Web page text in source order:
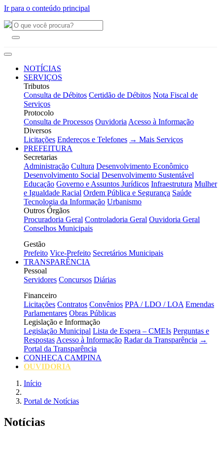
Ir para o conteúdo principal
NOTÍCIAS
SERVIÇOS
Tributos
Consulta de Débitos Certidão de Débitos Nota Fiscal de
Serviços
Protocolo
Consulta de Processos Ouvidoria Acesso à Informação
Diversos
Licitações Endereços e Telefones → Mais Serviços
PREFEITURA
Secretarias
Administração Cultura Desenvolvimento Econômico
Desenvolvimento Social Desenvolvimento Sustentável
Educação Governo e Assuntos Jurídicos Infraestrutura Mulher
e Igualdade Racial Ordem Pública e Segurança Saúde
Tecnologia da Informação Urbanismo
Outros Órgãos
Procuradoria Geral Controladoria Geral Ouvidoria Geral
Conselhos Municipais
Gestão
Prefeito Vice-Prefeito Secretários Municipais
TRANSPARÊNCIA
Pessoal
Servidores Concursos Diárias
Financeiro
Licitações Contratos Convênios PPA / LDO / LOA Emendas
Parlamentares Obras Públicas
Legislação e Informação
Legislação Municipal Lista de Espera – CMEIs Perguntas e
Respostas Acesso à Informação Radar da Transparência →
Portal da Transparência
CONHEÇA CAMPINA
OUVIDORIA
Início
Portal de Notícias
Notícias